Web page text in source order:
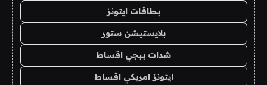
بطاقات ايتونز
بلايستيشن ستور
شدات ببجي اقساط
ايتونز امريكي اقساط